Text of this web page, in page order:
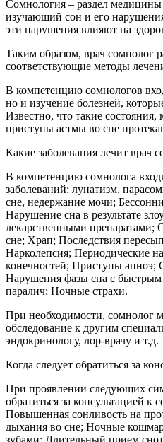
Сомнология – раздел
изучающий сон и его
эти нарушения влияют на
Таким образом, врач сомнолог
соответствующие методы
В компетенцию сомнологов
но и изучение болезней,
Известно, что такие состояния,
приступы астмы во сне
Какие заболевания лечит врач
В компетенцию сомнолога
заболеваний: лунатизм,
сне, недержание мочи;
Нарушение сна в результате
лекарственными препаратами;
сне; Храп; Последствия
Нарколепсия; Периодические
конечностей; Приступы апноэ;
Нарушения фазы сна с
паралич; Ночные страхи.
При необходимости, сомнолог
обследование к другим
эндокринологу, лор-врачу и т.д.
Когда следует обратиться за
При проявлении следующих
обратиться за консультацией к
Повышенная сонливость на
дыхания во сне; Ночные
зубами; Длительный прием